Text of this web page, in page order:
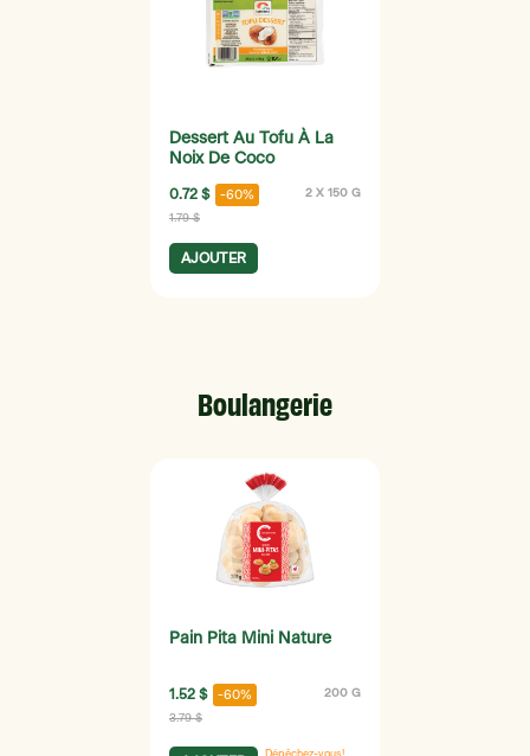
Dessert Au Tofu À La
Noix De Coco
0.72 $ -60% 2 X 150 G
1.79 $
AJOUTER
Boulangerie
Pain Pita Mini Nature
1.52 $ -60% 200 G
3.79 $
Dépêchez-vous!